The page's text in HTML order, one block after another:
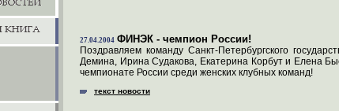
27.04.2004 ФИНЭК - чемпион России!
Поздравляем команду Санкт-Петербургского
Демина, Ирина Судакова, Екатерина Корбут и Елена
чемпионате России среди женских клубных команд!
текст новости